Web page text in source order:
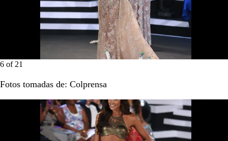
6 of21
Fotos tomadas de: Colprensa